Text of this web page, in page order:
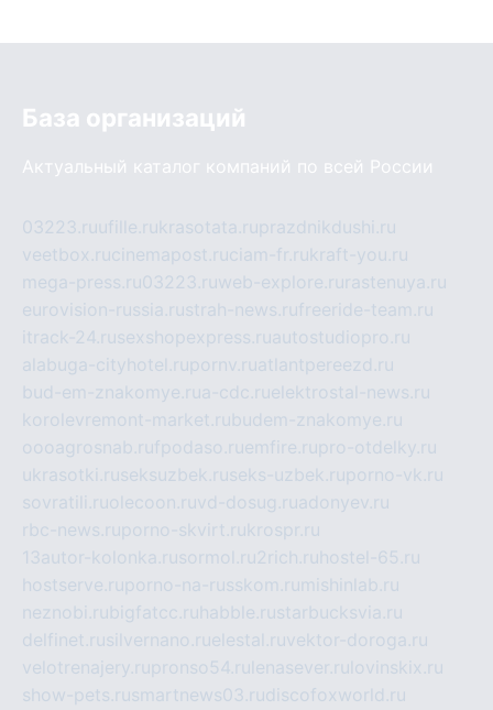
База организаций
Актуальный каталог компаний по всей России
03223.ruufille.rukrasotata.ruprazdnikdushi.ru
veetbox.rucinemapost.ruciam-fr.rukraft-you.ru
mega-press.ru03223.ruweb-explore.ru rastenuya.ru
eurovision-russia.rustrah-news.rufreeride-team.ru
itrack-24.rusexshopexpress.ruautostudiopro.ru
alabuga-cityhotel.rupornv.ruatlantpereezd.ru
bud-em-znakomye.rua-cdc.ruelektrostal-news.ru
korolevremont-market.rubudem-znakomye.ru
oooagrosnab.rufpodaso.ruemfire.rupro-otdelky.ru
ukrasotki.ruseksuzbek.ruseks-uzbek.ruporno-vk.ru
sovratili.ruolecoon.ruvd-dosug.ruadonyev.ru
rbc-news.ruporno-skvirt.rukrospr.ru
13autor-kolonka.rusormol.ru2rich.ru hostel-65.ru
hostserve.ruporno-na-russkom.ru mishinlab.ru
neznobi.rubigfatcc.ru habble.rustarbucksvia.ru
delfinet.rusilvernano.ruelestal.ruvektor-doroga.ru
velotrenajery.rupronso54.ru lenasever.ru lovinskix.ru
show-pets.rusmartnews03.rudiscofoxworld.ru